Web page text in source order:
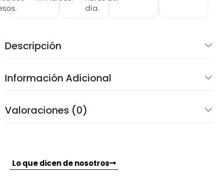
día.
Descripción
Información Adicional
Valoraciones (0)
Lo que dicen de nosotros